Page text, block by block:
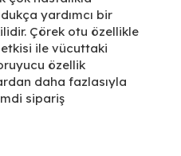
yardımcı bir
Çörek otu özellikle
etkisi ile vücuttaki
özellik
daha fazlasıyla
sipariş